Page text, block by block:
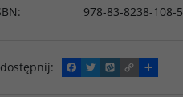
: 978-83-8238-108-5
:
F
a
T
w
W
y
C
o
P
o